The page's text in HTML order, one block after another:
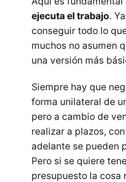
ejecuta el trabajo.
conseguir todo lo
muchos no asumen
una versión más
Siempre hay que
forma unilateral de
pero a cambio de
realizar a plazos,
adelante se pueden
Pero si se quiere
presupuesto la cosa